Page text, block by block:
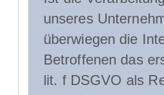
unseres
überwiegen die
Betroffenen das
lit. f DSGVO als